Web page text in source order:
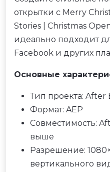
открытки с Merry
Stories | Christmas
идеально подходит
Facebook и других
Основные
Тип проекта: After
Формат: AEP
Совместимость:
выше
Разрешение:
вертикального